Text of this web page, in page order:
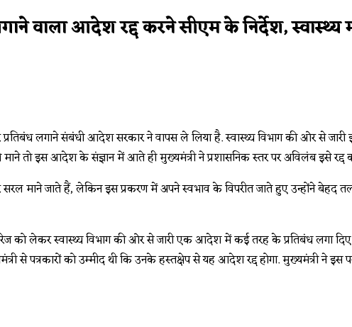
वाला आदेश रद्द करने सीएम के निर्देश,
लगाने संबंधी आदेश सरकार ने वापस ले लिया है. स्वास्थ्य विभाग की ओर से
माने तो इस आदेश के संज्ञान में आते ही मुख्यमंत्री ने प्रशासनिक स्तर पर अविलंब इसे रद्द
माने जाते हैं, लेकिन इस प्रकरण में अपने स्वभाव के विपरीत जाते हुए उन्होंने बेहद
को लेकर स्वास्थ्य विभाग की ओर से जारी एक आदेश में कई तरह के प्रतिबंध लगा दिए
से पत्रकारों को उम्मीद थी कि उनके हस्तक्षेप से यह आदेश रद्द होगा. मुख्यमंत्री ने